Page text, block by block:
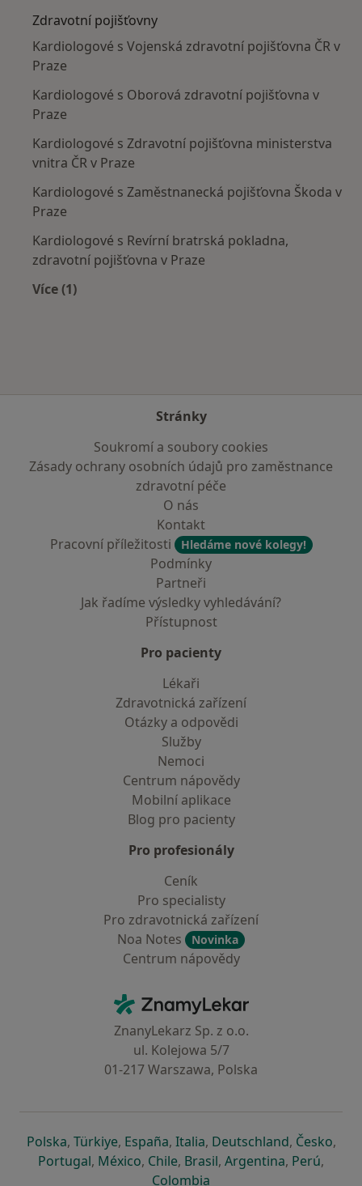
Zdravotní pojišťovny
Kardiologové s Vojenská zdravotní pojišťovna ČR v
Praze
Kardiologové s Oborová zdravotní pojišťovna v
Praze
Kardiologové s Zdravotní pojišťovna ministerstva
vnitra ČR v Praze
Kardiologové s Zaměstnanecká pojišťovna Škoda v
Praze
Kardiologové s Revírní bratrská pokladna,
zdravotní pojišťovna v Praze
Více (1)
Stránky
Soukromí a soubory cookies
Zásady ochrany osobních údajů pro zaměstnance
zdravotní péče
O nás
Kontakt
Pracovní příležitosti
Hledáme nové kolegy!
Podmínky
Partneři
Jak řadíme výsledky vyhledávání?
Přístupnost
Pro pacienty
Lékaři
Zdravotnická zařízení
Otázky a odpovědi
Služby
Nemoci
Centrum nápovědy
Mobilní aplikace
Blog pro pacienty
Pro profesionály
Ceník
Pro specialisty
Pro zdravotnická zařízení
Noa Notes
Novinka
Centrum nápovědy
ZnamyLekar - Hlavní stránka
ZnanyLekarz Sp. z o.o.
ul. Kolejowa 5/7
01-217 Warszawa, Polska
Polskase otevře v nové záložce
, Türkiyese otevře v nové záložce
, Españase otevře v nové záložce
, Italiase otevře v nové záložce
, Deutschlandse otevře v
, Českose
,
Portugalse otevře v nové záložce
, Méxicose otevře v nové záložce
, Chilese otevře v nové záložce
, Brasilse otevře v nové
, Argentinase otevře v
, Perúse
,
Colombia